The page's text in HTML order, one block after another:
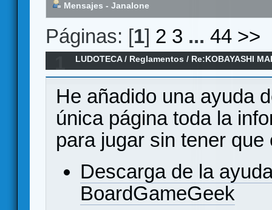
Mensajes - Janalone
Páginas: [1] 2 3 ... 44 >>
LUDOTECA/ Reglamentos / Re:KOBAYASHI
Reglamento en español
He añadido una ayuda
única página toda la
para jugar sin tener
Descarga de la
BoardGameGeek